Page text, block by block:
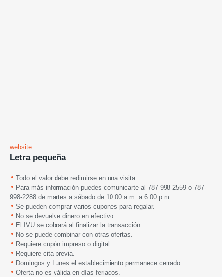
website
Letra pequeña
Todo el valor debe redimirse en una visita.
Para más información puedes comunicarte al 787-998-2559 o 787-
998-2288 de martes a sábado de 10:00 a.m. a 6:00 p.m.
Se pueden comprar varios cupones para regalar.
No se devuelve dinero en efectivo.
El IVU se cobrará al finalizar la transacción.
No se puede combinar con otras ofertas.
Requiere cupón impreso o digital.
Requiere cita previa.
Domingos y Lunes el establecimiento permanece cerrado.
Oferta no es válida en días feriados.